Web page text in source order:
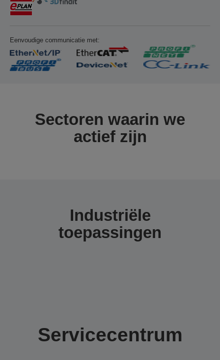
Eenvoudige communicatie met:
Sectoren waarin we
actief zijn
Industriële
toepassingen
Servicecentrum